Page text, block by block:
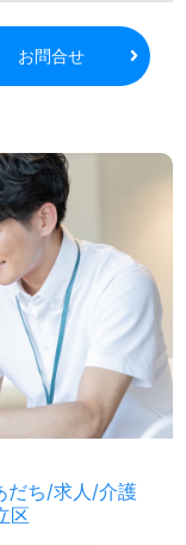
イベートと仕事
業を目指せるた
理想的な職場で
サルタントが丁
い合わせくださ
取り扱い、転職
。LINEやメー
ズに応じた求人
。非公開求人も
プロと共に新た
わせをお待ちし
お問合せ
だち/求人/介護
区